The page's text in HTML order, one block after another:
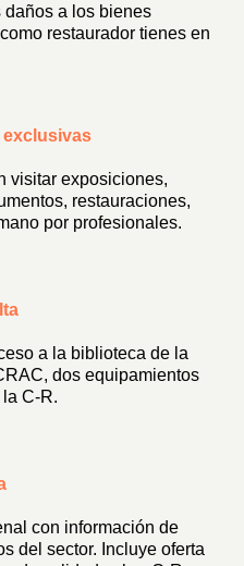
daños a los bienes
restaurador tienes en
exclusivas
visitar exposiciones,
restauraciones,
por profesionales.
a la biblioteca de la
dos equipamientos
C-R.
con información de
del sector. Incluye oferta